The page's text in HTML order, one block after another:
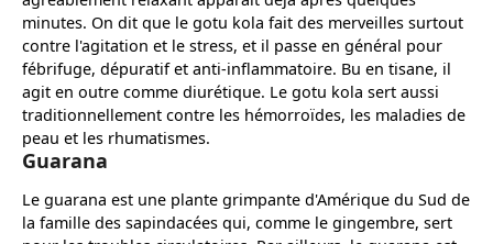
minutes. On dit que le gotu kola fait des merveilles surtout
contre l'agitation et le stress, et il passe en général pour
fébrifuge, dépuratif et anti-inflammatoire. Bu en tisane, il
agit en outre comme diurétique. Le gotu kola sert aussi
traditionnellement contre les hémorroïdes, les maladies de
peau et les rhumatismes.
Guarana
Le guarana est une plante grimpante d'Amérique du Sud de
la famille des sapindacées qui, comme le gingembre, sert